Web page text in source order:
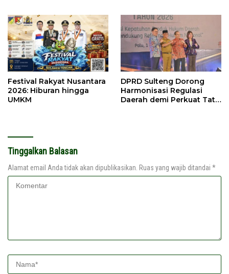
Festival Rakyat Nusantara
2026: Hiburan hingga
UMKM
DPRD Sulteng Dorong
Harmonisasi Regulasi
Daerah demi Perkuat Tata
Tinggalkan Balasan
Alamat email Anda tidak akan dipublikasikan. Ruas yang wajib ditandai *